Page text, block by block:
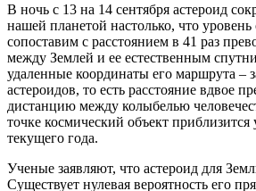
В ночь с 13 на 14 сентября астероид
нашей планетой настолько, что уровень
сопоставим с расстоянием в 41 раз
между Землей и ее естественным
удаленные координаты его маршрута –
астероидов, то есть расстояние вдвое
дистанцию между колыбелью
точке космический объект приблизится
текущего года.
Ученые заявляют, что астероид для
Существует нулевая вероятность его